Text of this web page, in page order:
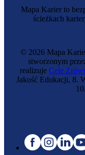
Mapa Karier to
ścieżkach
© 2026 Mapa
stworzonym
realizuje Cele
Jakość Edukacji, 8.